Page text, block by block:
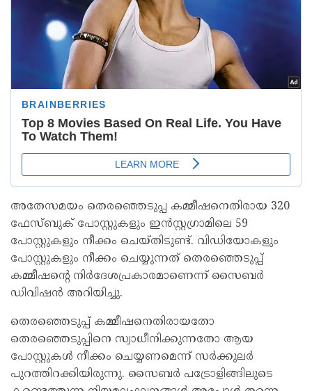
അതേസമയം തെരഞ്ഞെടുപ്പ കമ്മീഷനെതിരായ 320
ഫേസ്ബുക് പോസ്റ്റുകളും ഇൻസ്റ്റഗ്രാമിലെ 59
പോസ്റ്റുകളും നീക്കം ചെയ്തിടുണ്ട്. വിഡിയോകളും
പോസ്റ്റുകളും നീക്കം ചെയ്യുന്നത് തെരഞ്ഞെടുപ്പ്
കമ്മീഷന്റെ നിർദേശപ്രകാരമാണെന്ന് സൈബർ
ഡിവിഷൻ അറിയിച്ചു.
തെരഞ്ഞെടുപ്പ് കമ്മീഷനെതിരായതോ
തെരഞ്ഞെടുപ്പിനെ സ്വാധീനിക്കുന്നതോ ആയ
പോസ്റ്റുകൾ നീക്കം ചെയ്യണമെന്ന് സർക്കുലർ
പുറത്തിറക്കിയിരുന്നു. സൈബർ പട്രോളിങ്ങിലുടെ